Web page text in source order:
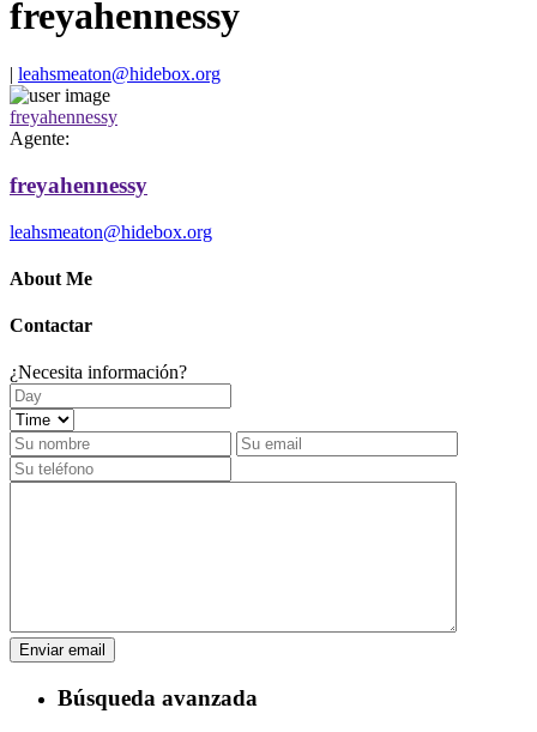
freyahennessy
| leahsmeaton@hidebox.org
freyahennessy
Agente:
freyahennessy
leahsmeaton@hidebox.org
About Me
Contactar
¿Necesita información?
Búsqueda avanzada